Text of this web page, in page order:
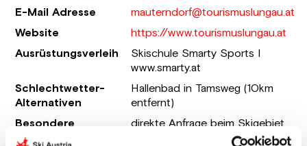
E-Mail Adresse
mauterndorf@tourismuslungau.at
Website
https://www.tourismuslungau.at
Ausrüstungsverleih
Skischule Smarty Sports I
www.smarty.at
Schlechtwetter-
Alternativen
Hallenbad in Tamsweg (10km
entfernt)
Besondere
Angebote
direkte Anfrage beim Skigebiet
Grosseck-Speiereck